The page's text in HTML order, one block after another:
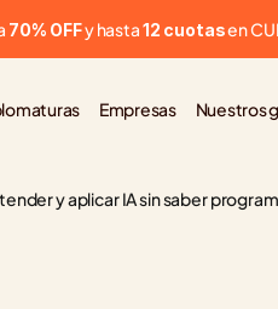
70% OFF y hasta 12 cuotas en
Empresas Nuestros
y aplicar IA sin saber